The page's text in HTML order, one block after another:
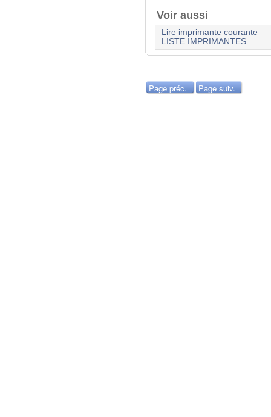
Voir aussi
Lire imprimante courante
LISTE IMPRIMANTES
Page préc. Page suiv.